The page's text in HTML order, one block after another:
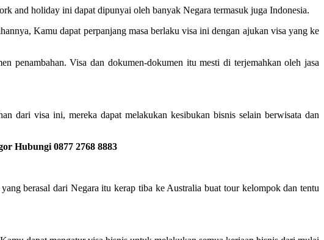
and holiday ini dapat dipunyai oleh banyak Negara termasuk juga Indonesia.
Kamu dapat perpanjang masa berlaku visa ini dengan ajukan visa yang ke
penambahan. Visa dan dokumen-dokumen itu mesti di terjemahkan oleh jasa
dari visa ini, mereka dapat melakukan kesibukan bisnis selain berwisata dan
Hubungi 0877 2768 8883
berasal dari Negara itu kerap tiba ke Australia buat tour kelompok dan tentu